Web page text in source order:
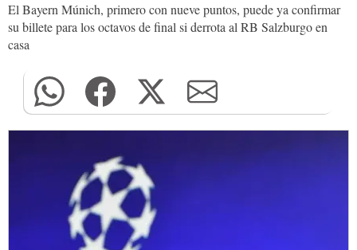
El Bayern Múnich, primero con nueve puntos, puede ya confirmar
su billete para los octavos de final si derrota al RB Salzburgo en
casa